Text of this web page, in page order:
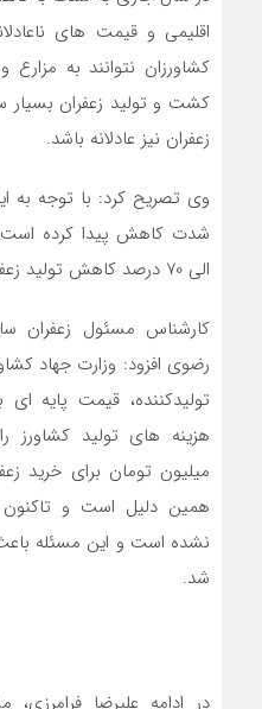
اقلیمی و قیمت های
کشاورزان نتوانند به
کشت و تولید زعفران بسیار
زعفران نیز عادلانه باشد.
وی تصریح کرد: با توجه به
الی 70 درصد کاهش تولید زعفران را شاهد باشیم.
کارشناس مسئول زعفران
رضوی افزود: وزارت جهاد
تولیدکننده، قیمت پایه
میلیون تومان برای خرید
همین دلیل است و
نشده است و این مسئله
شد.
در ادامه علیرضا